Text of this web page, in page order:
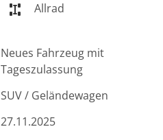
Allrad
Neues Fahrzeug mit
Tageszulassung
SUV / Geländewagen
27.11.2025